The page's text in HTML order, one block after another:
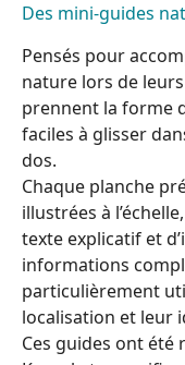
Des mini-guides
Pensés pour
nature lors de
prennent la forme
faciles à glisser
dos.
Chaque planche
illustrées à
texte explicatif et
informations
particulièrement
localisation et leur
Ces guides ont été